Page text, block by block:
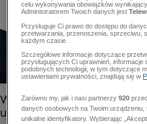
celu wykonywania obowiązków
Administratorem Twoich danych jest
Przysługuje Ci prawo do dostępu do
przetwarzania, przenoszenia, sprzeciwu,
każdym czasie.
Szczegółowe informacje dotyczące
przysługujących Ci uprawnień,
podobnych technologii, w tym dotyczące
ustawieniami prywatności, znajdują się w
Zarówno my, jak i nasi partnerzy920
danych osobowych na Twoim
unikalne identyfikatory. Wybierając